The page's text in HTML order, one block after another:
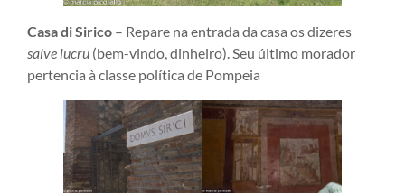
Casa di Sirico – Repare na entrada da casa os dizeres
salve lucru (bem-vindo, dinheiro). Seu último morador
pertencia à classe política de Pompeia